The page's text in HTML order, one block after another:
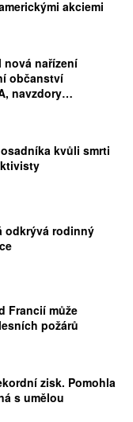
akciemi
nová nařízení
občanství
navzdory
kvůli smrti
odkrývá rodinný
Francií může
požárů
zisk. Pomohla
s umělou